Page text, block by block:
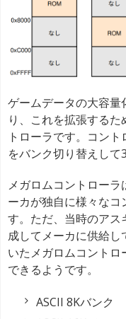
ゲームデータの大容量
り、これを拡張する
トローラです。コン
をバンク切り替えして
メガロムコントローラ
ーカが独自に様々な
す。ただ、当時のア
成してメーカに供給し
いたメガロムコント
できるようです。
ASCII 8Kバンク